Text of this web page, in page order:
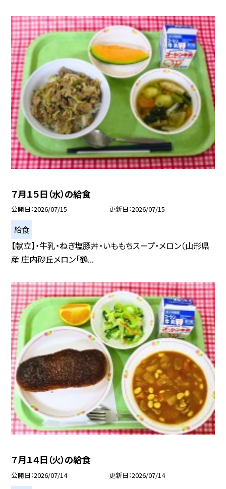
７月１５日（水）の給食
公開日 2026/07/15 更新日 2026/07/15
給食
【献立】・牛乳・ねぎ塩豚丼・いももちスープ・メロン（山形県
産 庄内砂丘メロン「鶴...
７月１４日（火）の給食
公開日 2026/07/14 更新日 2026/07/14